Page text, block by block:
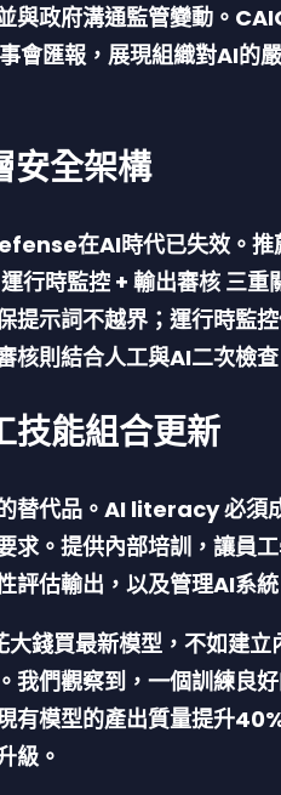
與政府溝通監管變動。
會匯報，展現組織對AI的
安全架構
在AI時代已失效。推
行時監控 + 輸出審核 三重
提示詞不越界；運行時監
核則結合人工與AI二次檢
技能組合更新
替代品。 AI literacy必須
求。提供內部培訓，讓員
評估輸出，以及管理AI系
大錢買最新模型，不如建立
我們觀察到，一個訓練良
有模型的產出質量提升
級。